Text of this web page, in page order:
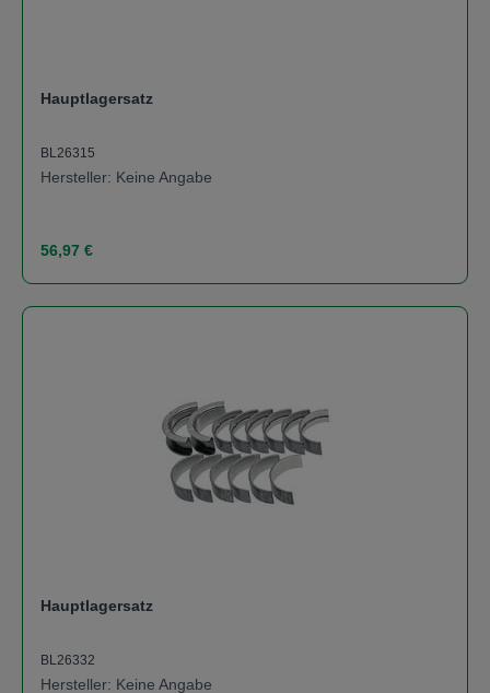
Hauptlagersatz
BL26315
Hersteller: Keine Angabe
Regulärer Preis:
56,97 €
Hauptlagersatz
BL26332
Hersteller: Keine Angabe